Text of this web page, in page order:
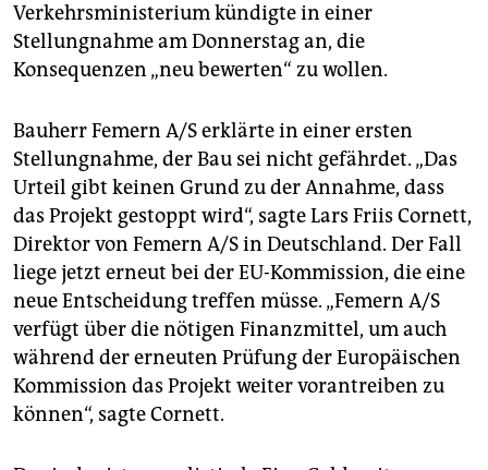
Verkehrsministerium kündigte in einer
Stellungnahme am Donnerstag an, die
Konsequenzen „neu bewerten“ zu wollen.
Bauherr Femern A/S erklärte in einer ersten
Stellungnahme, der Bau sei nicht gefährdet. „Das
Urteil gibt keinen Grund zu der Annahme, dass
das Projekt gestoppt wird“, sagte Lars Friis Cornett,
Direktor von Femern A/S in Deutschland. Der Fall
liege jetzt erneut bei der EU-Kommission, die eine
neue Entscheidung treffen müsse. „Femern A/S
verfügt über die nötigen Finanzmittel, um auch
während der erneuten Prüfung der Europäischen
Kommission das Projekt weiter vorantreiben zu
können“, sagte Cornett.